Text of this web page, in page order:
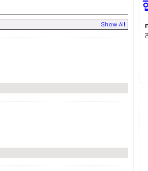
Show All